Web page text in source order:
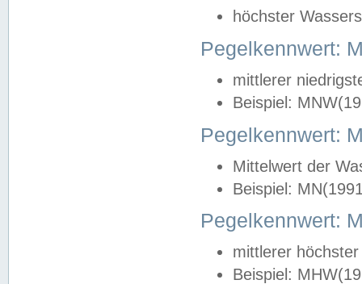
höchster
Pegelkennwert:
mittlerer
Beispiel:
Pegelkennwert:
Mittelwert der
Beispiel:
Pegelkennwert:
mittlerer
Beispiel: